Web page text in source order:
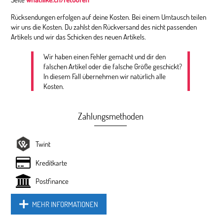
Rücksendungen erfolgen auf deine Kosten. Bei einem Umtausch teilen
wir uns die Kosten. Du zahlst den Rückversand des nicht passenden
Artikels und wir das Schicken des neuen Artikels.
Wir haben einen Fehler gemacht und dir den
falschen Artikel oder die falsche Größe geschickt?
In diesem Fall übernehmen wir natürlich alle
Kosten.
Zahlungsmethoden
Twint
Kreditkarte
Postfinance
MEHR INFORMATIONEN